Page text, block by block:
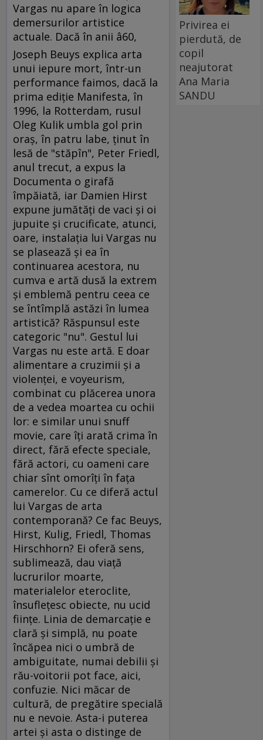
Vargas nu apare în logica
demersurilor artistice
actuale. Dacă în anii â60,
Joseph Beuys explica arta
unui iepure mort, într-un
performance faimos, dacă la
prima ediţie Manifesta, în
1996, la Rotterdam, rusul
Oleg Kulik umbla gol prin
oraş, în patru labe, ţinut în
lesă de "stăpîn", Peter Friedl,
anul trecut, a expus la
Documenta o girafă
împăiată, iar Damien Hirst
expune jumătăţi de vaci şi oi
jupuite şi crucificate, atunci,
oare, instalaţia lui Vargas nu
se plasează şi ea în
continuarea acestora, nu
cumva e artă dusă la extrem
şi emblemă pentru ceea ce
se întîmplă astăzi în lumea
artistică? Răspunsul este
categoric "nu". Gestul lui
Vargas nu este artă. E doar
alimentare a cruzimii şi a
violenţei, e voyeurism,
combinat cu plăcerea unora
de a vedea moartea cu ochii
lor: e similar unui snuff
movie, care îţi arată crima în
direct, fără efecte speciale,
fără actori, cu oameni care
chiar sînt omorîţi în faţa
camerelor. Cu ce diferă actul
lui Vargas de arta
contemporană? Ce fac Beuys,
Hirst, Kulig, Friedl, Thomas
Hirschhorn? Ei oferă sens,
sublimează, dau viaţă
lucrurilor moarte,
materialelor eteroclite,
însufleţesc obiecte, nu ucid
fiinţe. Linia de demarcaţie e
clară şi simplă, nu poate
încăpea nici o umbră de
ambiguitate, numai debilii şi
rău-voitorii pot face, aici,
confuzie. Nici măcar de
cultură, de pregătire specială
nu e nevoie. Asta-i puterea
artei şi asta o distinge de
Privirea ei
pierdută, de
copil
neajutorat
Ana Maria
SANDU